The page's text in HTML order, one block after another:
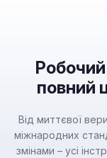
повний
Від миттєвої
міжнародних
змінами – усі